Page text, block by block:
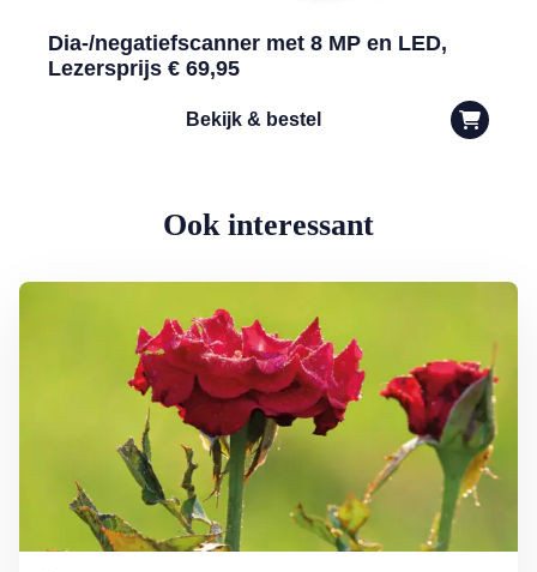
Dia-/negatiefscanner met 8 MP en LED,
Lezersprijs € 69,95
Bekijk & bestel
Ook interessant
Lees meer over Klimplanten voor een tuin op het noorden